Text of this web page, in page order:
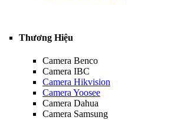
Thương Hiệu
Camera Benco
Camera IBC
Camera Hikvision
Camera Yoosee
Camera Dahua
Camera Samsung